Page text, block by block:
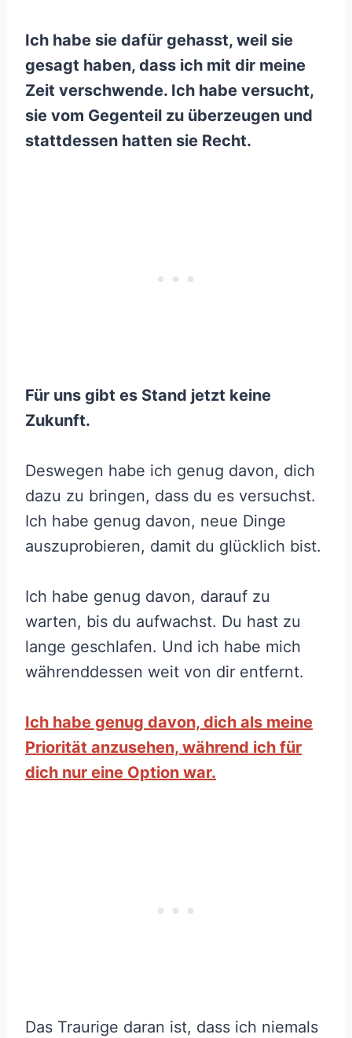
Ich habe sie dafür gehasst, weil sie
gesagt haben, dass ich mit dir meine
Zeit verschwende. Ich habe versucht,
sie vom Gegenteil zu überzeugen und
stattdessen hatten sie Recht.
Für uns gibt es Stand jetzt keine
Zukunft.
Deswegen habe ich genug davon, dich
dazu zu bringen, dass du es versuchst.
Ich habe genug davon, neue Dinge
auszuprobieren, damit du glücklich bist.
Ich habe genug davon, darauf zu
warten, bis du aufwachst. Du hast zu
lange geschlafen. Und ich habe mich
währenddessen weit von dir entfernt.
Ich habe genug davon, dich als meine
Priorität anzusehen, während ich für
dich nur eine Option war.
Das Traurige daran ist, dass ich niemals